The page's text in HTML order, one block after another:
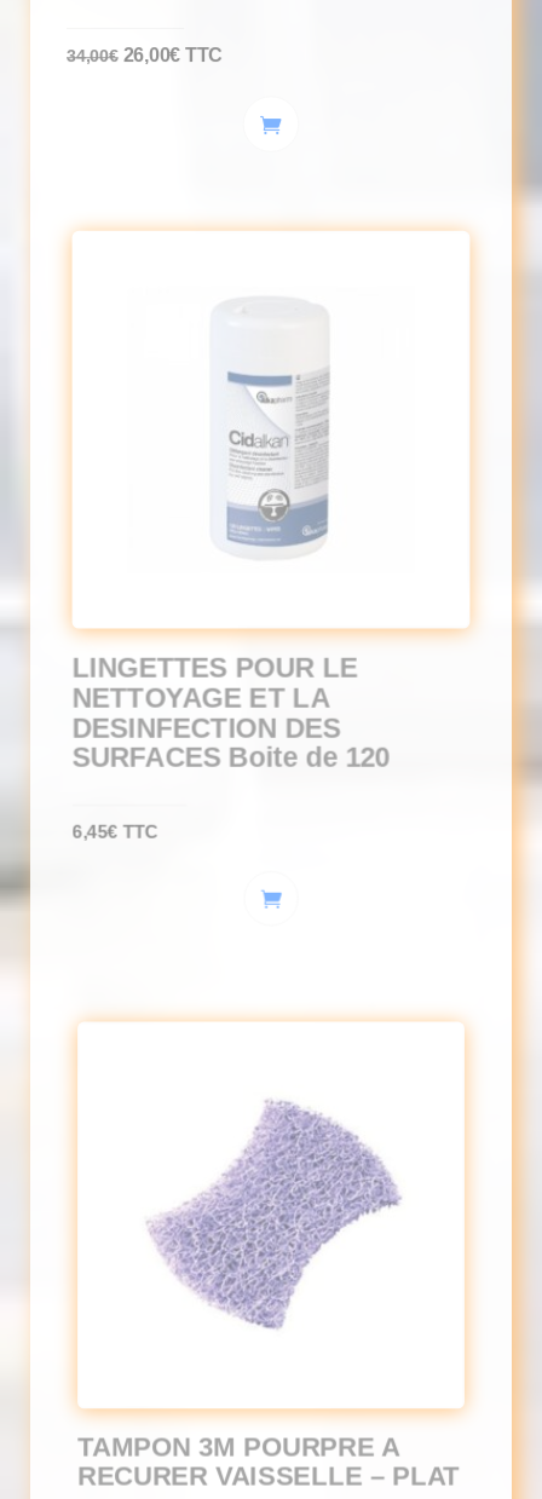
34,00€ Le
26,00€Le
TTC
LINGETTES POUR LE
NETTOYAGE ET LA
DESINFECTION DES
SURFACES Boite de 120
6,45€ TTC
TAMPON 3M POURPRE A
RECURER VAISSELLE – PLAT